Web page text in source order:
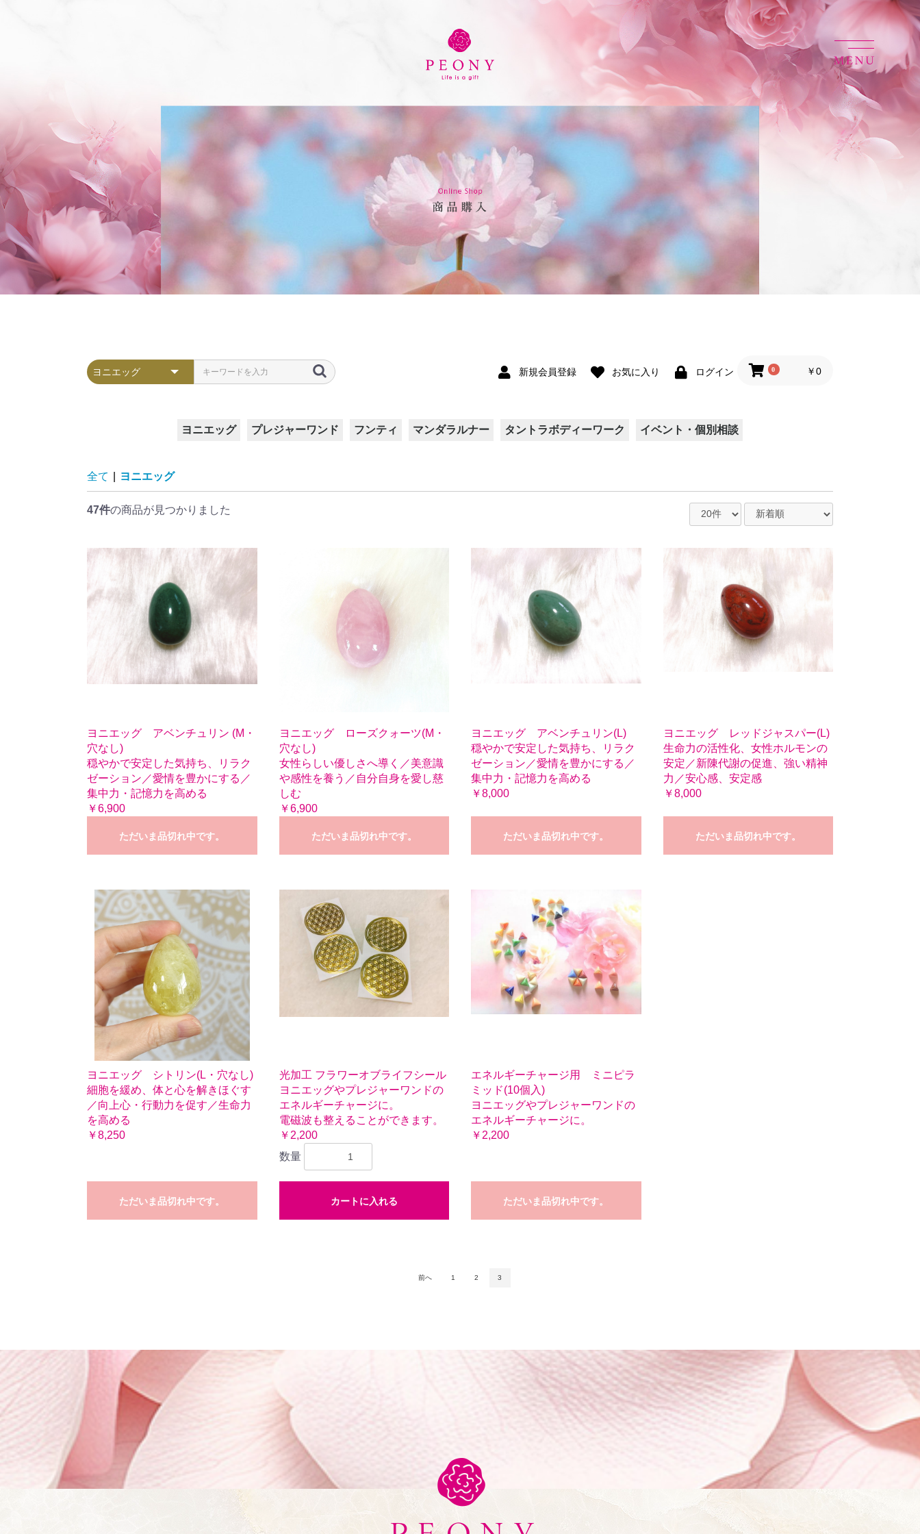
新規会員登録 お気に入り ログイン 0 ￥0
ヨニエッグ プレジャーワンド フンティ マンダラルナー タントラボディーワーク イベント・個別相談
全て ヨニエッグ
47件の商品が見つかりました
ヨニエッグ アベンチュリン (M・
穴なし)
穏やかで安定した気持ち、リラク
ゼーション／愛情を豊かにする／
集中力・記憶力を高める
￥6,900
ただいま品切れ中です。
ヨニエッグ ローズクォーツ(M・
穴なし)
女性らしい優しさへ導く／美意識
や感性を養う／自分自身を愛し慈
しむ
￥6,900
ただいま品切れ中です。
ヨニエッグ アベンチュリン(L)
穏やかで安定した気持ち、リラク
ゼーション／愛情を豊かにする／
集中力・記憶力を高める
￥8,000
ただいま品切れ中です。
ヨニエッグ レッドジャスパー(L)
生命力の活性化、女性ホルモンの
安定／新陳代謝の促進、強い精神
力／安心感、安定感
￥8,000
ただいま品切れ中です。
ヨニエッグ シトリン(L・穴なし)
細胞を緩め、体と心を解きほぐす
／向上心・行動力を促す／生命力
を高める
￥8,250
ただいま品切れ中です。
光加工 フラワーオブライフシール
ヨニエッグやプレジャーワンドの
エネルギーチャージに。
電磁波も整えることができます。
￥2,200
数量
カートに入れる
エネルギーチャージ用 ミニピラ
ミッド(10個入)
ヨニエッグやプレジャーワンドの
エネルギーチャージに。
￥2,200
ただいま品切れ中です。
前へ 1 2 3